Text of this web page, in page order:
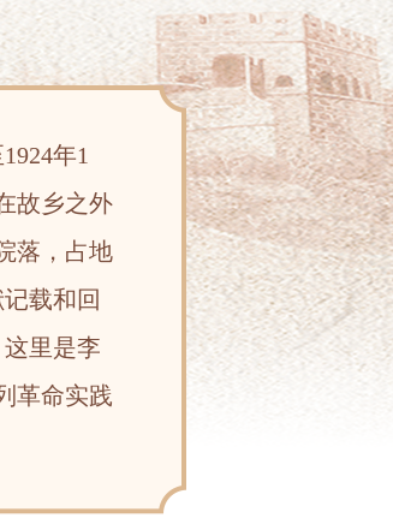
年1
故乡之外
落，占地
载和回
里是李
革命实践